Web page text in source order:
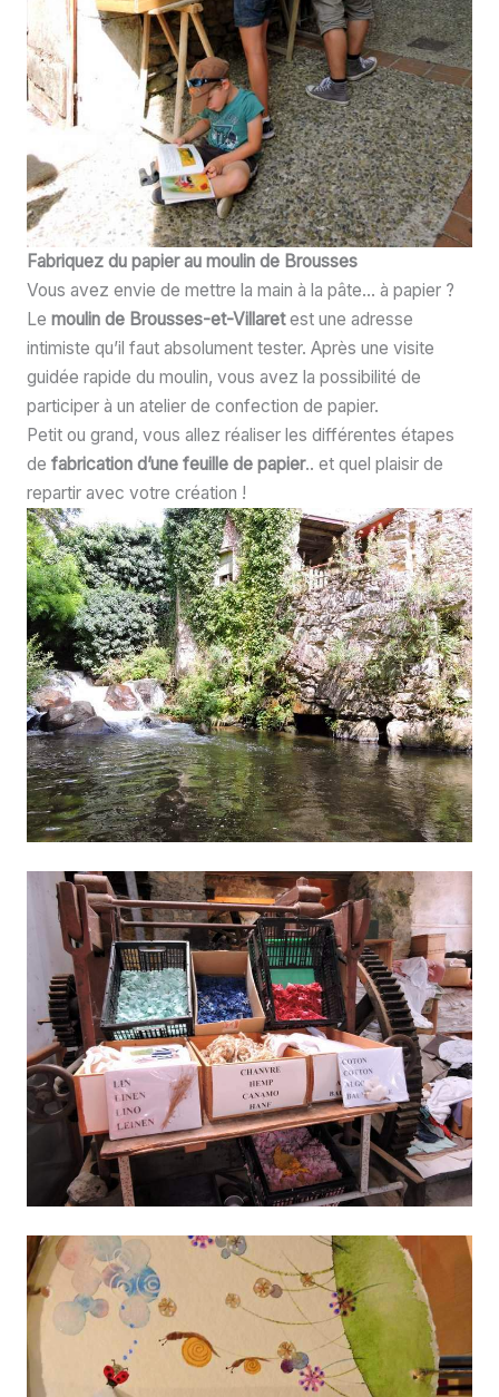
Fabriquez du papier au moulin de Brousses
Vous avez envie de mettre la main à la pâte… à papier ?
Le moulin de Brousses-et-Villaretest une adresse
intimiste qu’il faut absolument tester. Après une visite
guidée rapide du moulin, vous avez la possibilité de
participer à un atelier de confection de papier.
Petit ou grand, vous allez réaliser les différentes étapes
de fabrication d’une feuille de papier.. et quel plaisir de
repartir avec votre création !